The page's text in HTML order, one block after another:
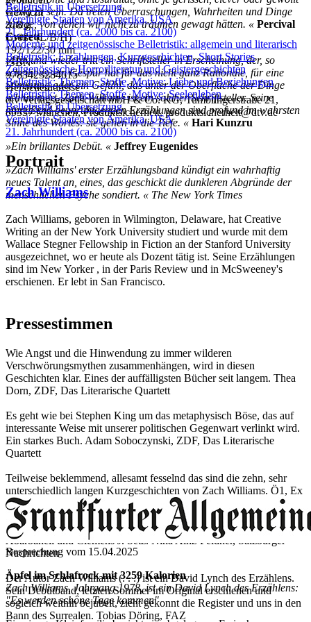
witzig zu sein. Da treten Überraschungen, Wahrheiten und Dinge
zutage, von denen wir nicht zu träumen gewagt hätten. « Percival
Everett
»Hin und wieder tritt ein Schriftsteller in Erscheinung, der, so
scheint es, ein Gespür hat für das nicht ganz Rationale, für eine
Stimmung oder ein Gefühl, das unter der Oberfläche der Dinge
schlummert. Zach Williams ist ein solcher Schriftsteller. Seine
hinreißend beunruhigenden Erzählungen sind profund im wahrsten
Sinne des Wortes: sie gehen in die Tiefe. « Hari Kunzru
»Ein brillantes Debüt. « Jeffrey Eugenides
»Zach Williams' erster Erzählungsband kündigt ein wahrhaftig
neues Talent an, eines, das geschickt die dunkleren Abgründe der
menschlichen Psyche sondiert. « The New York Times
Gewicht
318 g
Größe (L/B/H)
192/122/30 mm
ISBN
9783423284615
Herstelleradresse
dtv Verlagsgesellschaft mbH & Co. KG, Tumblingerstraße 21,
80337 München, Produktsicherheit, produktsicherheit@dtv.de
Belletristik in Übersetzung
Vereinigte Staaten von Amerika, USA
21. Jahrhundert (ca. 2000 bis ca. 2100)
Moderne und zeitgenössische Belletristik: allgemein und literarisch
Belletristik: Erzählungen, Kurzgeschichten, Short Stories
Zeitgenössische Horrorliteratur und Geistergeschichten
Belletristik: Themen, Stoffe, Motive: Liebe und Beziehungen
Belletristik: Themen, Stoffe, Motive: Seelenleben
Belletristik in Übersetzung
Vereinigte Staaten von Amerika, USA
21. Jahrhundert (ca. 2000 bis ca. 2100)
Portrait
Zach Williams
Zach Williams, geboren in Wilmington, Delaware, hat Creative
Writing an der New York University studiert und wurde mit dem
Wallace Stegner Fellowship in Fiction an der Stanford University
ausgezeichnet, wo er heute als Dozent tätig ist. Seine Erzählungen
sind im New Yorker , in der Paris Review und in McSweeney's
erschienen. Er lebt in San Francisco.
Pressestimmen
Wie Angst und die Hinwendung zu immer wilderen
Verschwörungsmythen zusammenhängen, wird in diesen
Geschichten klar. Eines der auffälligsten Bücher seit langem. Thea
Dorn, ZDF, Das Literarische Quartett
Es geht wie bei Stephen King um das metaphysisch Böse, das auf
interessante Weise mit unserer politischen Gegenwart verlinkt wird.
Ein starkes Buch. Adam Soboczynski, ZDF, Das Literarische
Quartett
Teilweise beklemmend, allesamt fesselnd das sind die zehn, sehr
unterschiedlich langen Kurzgeschichten von Zach Williams. Ö1, Ex
Libris
Schrecklich gute Geschichten, schrecklich gut übersetzt von Bettina
Abarbanell und Clemens J. Setz. Nina Ainz-Feldner, Salzburger
Nachrichten
Der Autor Zach Williams (. . .) ist ein David Lynch des Erzählens.
Sein Debütband, letzten Sommer im Original erschienen und
sogleich weithin bejubelt, zieht gekonnt die Register und uns in den
Bann des Surrealen. Tobias Döring, FAZ
Besprechung vom 15.04.2025
Äpfel im Schlafrock mit 3259 Kalorien
Zach Williams, Jahrgang 1978, ist ein David Lynch des Erzählens:
"Es werden schöne Tage kommen"